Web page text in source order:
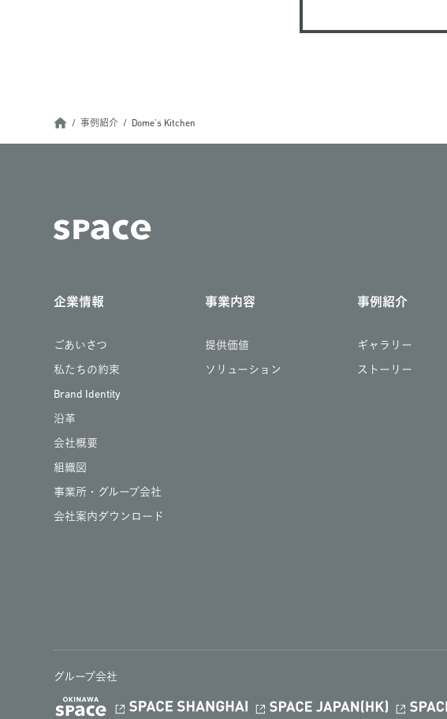
事例紹介 Dome’s Kitchen
企業情報
ごあいさつ
私たちの約束
Brand Identity
沿革
会社概要
組織図
事業所・グループ会社
会社案内ダウンロード
事業内容
提供価値
ソリューション
事例紹介
ギャラリー
ストーリー
グループ会社